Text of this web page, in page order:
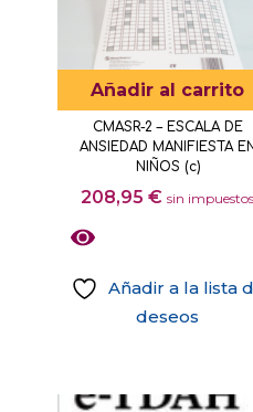
Añadir al carrito
CMASR-2 – ESCALA DE
ANSIEDAD MANIFIESTA
NIÑOS (c)
208,95€ sin impuestos
Añadir a la lista
deseos